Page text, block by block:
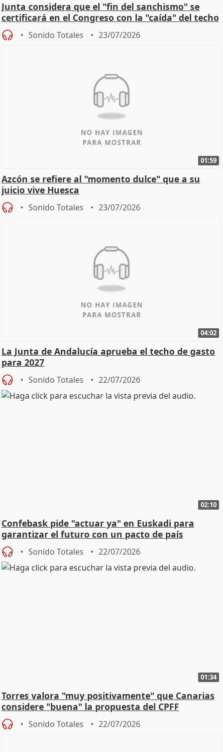
Junta considera que el "fin del sanchismo" se
certificará en el Congreso con la "caída" del techo
de
Sonido Totales 23/07/2026
01:59
Azcón se refiere al "momento dulce" que a su
juicio vive Huesca
Sonido Totales 23/07/2026
04:02
La Junta de Andalucía aprueba el techo de gasto
para 2027
Sonido Totales 22/07/2026
02:10
Confebask pide "actuar ya" en Euskadi para
garantizar el futuro con un pacto de país
Sonido Totales 22/07/2026
01:34
Torres valora "muy positivamente" que Canarias
considere "buena" la propuesta del CPFF
Sonido Totales 22/07/2026